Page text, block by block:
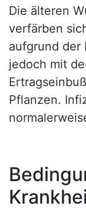
Die älteren
verfärben
aufgrund der
jedoch mit
Pflanzen.